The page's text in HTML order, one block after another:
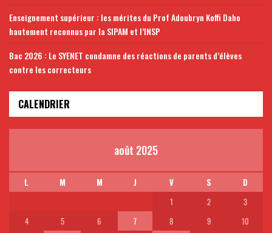
Enseignement supérieur : les mérites du Prof Adoubryn Koffi Daho
hautement reconnus par la SIPAM et l’INSP
Bac 2026 : Le SYENET condamne des réactions de parents d’élèves
contre les correcteurs
CALENDRIER
août 2025
L M M J V S
D
1
2
3
4
5 6 7 8 9
10